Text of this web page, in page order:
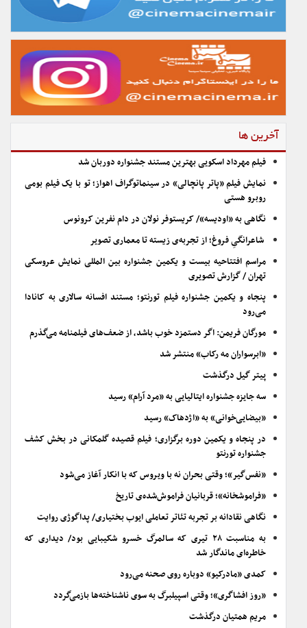
آخرین ها
فیلم مهرداد اسکویی بهترین مستند جشنواره دوربان شد
نمایش فیلم «پاتر پانچالی» در سینماتوگراف اهواز؛ تو با یک فیلم بومی
روبرو هستی
نگاهی به «اودیسه»/ کریستوفر نولان در دام نفرین کرونوس
شاعرانگیِ فروغ؛ از تجربه‌ی زیسته تا معماری تصویر
مراسم افتتاحیه بیست و یکمین جشنواره بین المللی نمایش عروسکی
تهران / گزارش تصویری
پنجاه و یکمین جشنواره فیلم تورنتو؛ مستند افسانه سالاری به کانادا
می‌رود
مورگان فریمن: اگر دستمزد خوب باشد، از ضعف‌های فیلمنامه می‌گذرم
«ابرسواران مه رکاب» منتشر شد
پیتر گیل درگذشت
سه جایزه جشنواره ایتالیایی به «مرد آرام» رسید
«بیضایی‌خوانی» به «اژدهاک» رسید
در پنجاه و یکمین دوره برگزاری؛ فیلم قصیده گلمکانی در بخش کشف
جشنواره تورنتو
«نفس‌گیر»؛ وقتی بحران نه با ویروس که با انکار آغاز می‌شود
«فراموشخانه»؛ قربانیان فراموش‌شده‌ی تاریخ
نگاهی نقادانه بر تجربه تئاتر تعاملی ایوب بختیاری/ پداگوژی روایت
به مناسبت ۲۸ تیری که سالمرگ خسرو شکیبایی بود/ دیداری که
خاطره‌ای ماندگار شد
کمدی «مادرکیو» دوباره روی صحنه می‌رود
«روز افشاگری»؛ وقتی اسپیلبرگ به سوی ناشناخته‌ها بازمی‌گردد
مریم همتیان درگذشت